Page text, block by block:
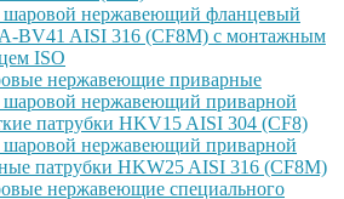
нержавеющий фланцевый
BV41 AISI 316 (CF8M) с монтажным
ISO
нержавеющие приварные
нержавеющий приварной
патрубки HKV15 AISI 304 (CF8)
нержавеющий приварной
патрубки HKW25 AISI 316 (CF8M)
нержавеющие специального